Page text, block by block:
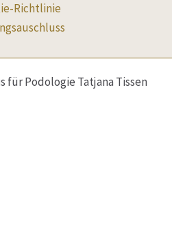
Richtlinie
für Podologie Tatjana Tissen